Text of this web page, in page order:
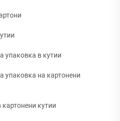
упаковка в кутии
упаковка на картонени
кутии